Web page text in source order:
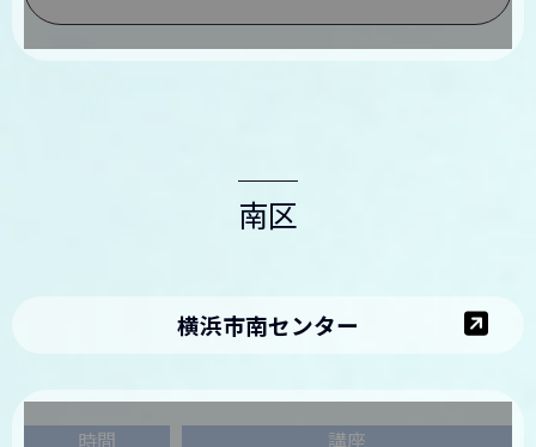
南区
横浜市南センター